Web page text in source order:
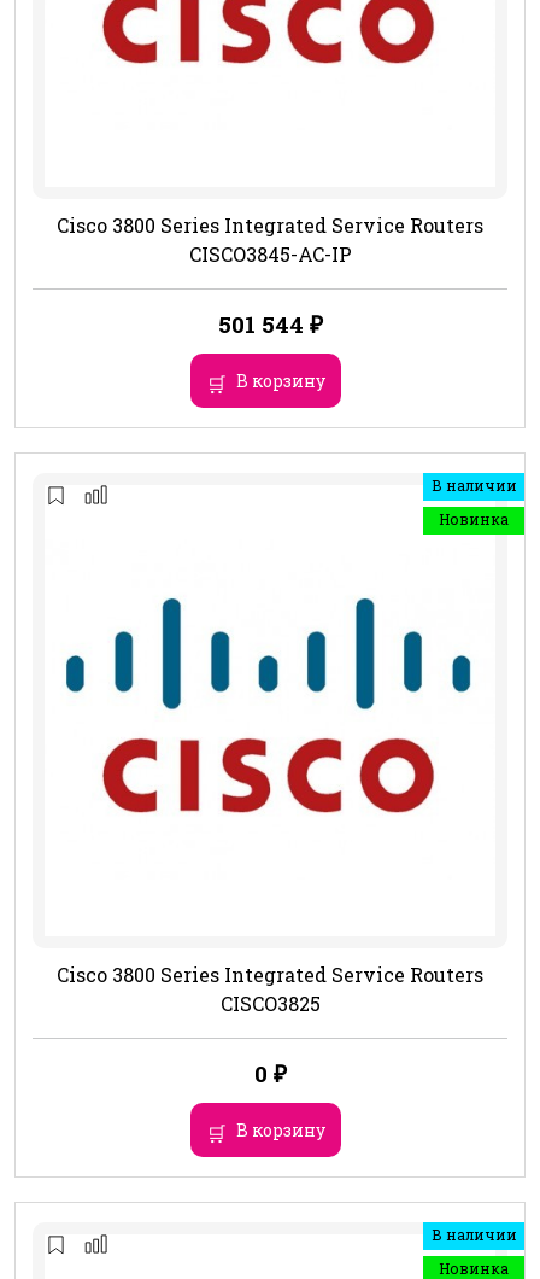
Cisco 3800 Series Integrated Service Routers
CISCO3845-AC-IP
501 544 ₽
В корзину
В наличии
Новинка
Cisco 3800 Series Integrated Service Routers
CISCO3825
0 ₽
В корзину
В наличии
Новинка